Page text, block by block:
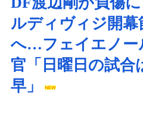
ルディヴィジ開幕
へ…フェイエノー
官「日曜日の試合
早」